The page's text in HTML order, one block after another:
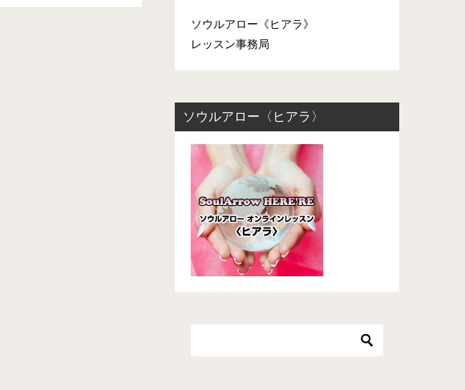
ソウルアロー《ヒアラ》
レッスン事務局
ソウルアロー〈ヒアラ〉